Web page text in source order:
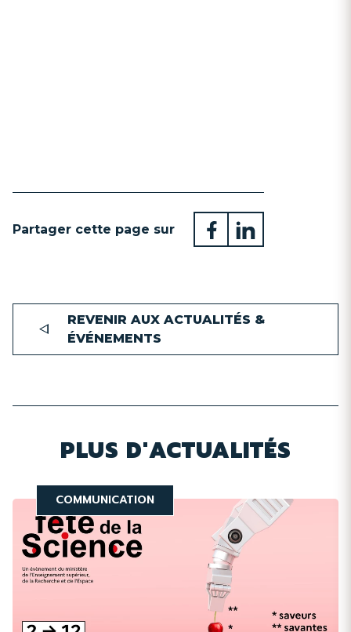
Partager cette page sur
REVENIR AUX ACTUALITÉS &
ÉVÉNEMENTS
PLUS D'ACTUALITÉS
COMMUNICATION